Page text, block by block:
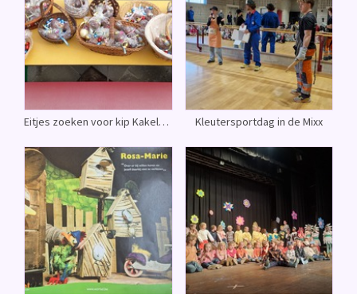
Eitjes zoeken voor kip Kakelbont? - Leuke eierzoektocht met ouders Kleutersportdag in de Mixx